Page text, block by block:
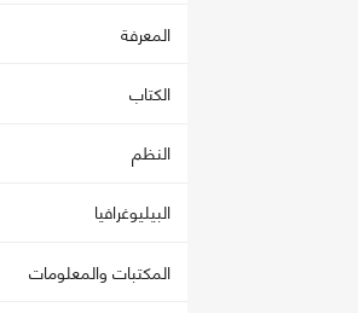
المعرفة
الكتاب
النظم
البيليوغرافيا
المكتبات والمعلومات